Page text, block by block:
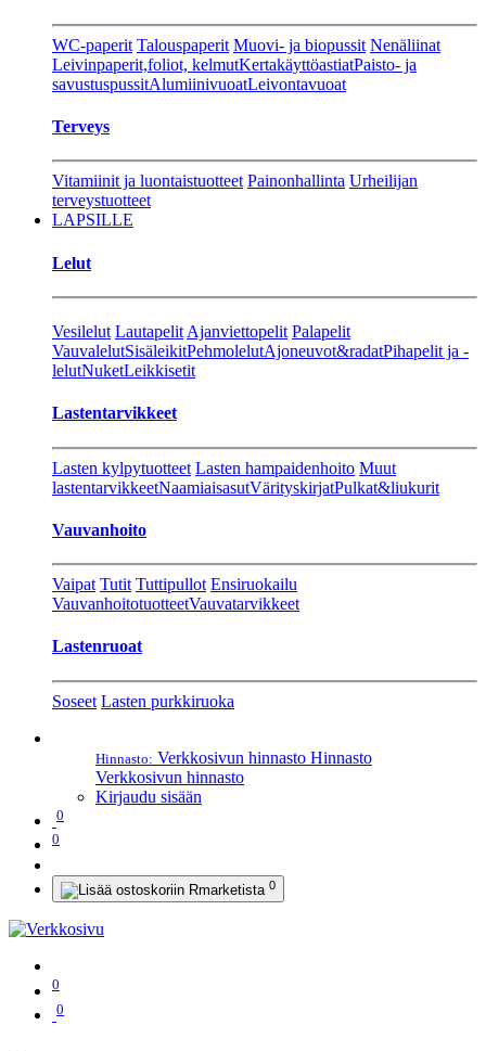
WC-paperit Talouspaperit Muovi- ja biopussit Nenäliinat
Leivinpaperit,foliot, kelmutKertakäyttöastiatPaisto- ja
savustuspussitAlumiinivuoatLeivontavuoat
Terveys
Vitamiinit ja luontaistuotteet Painonhallinta Urheilijan
terveystuotteet
LAPSILLE
Lelut
Vesilelut Lautapelit Ajanviettopelit Palapelit
VauvalelutSisäleikitPehmolelutAjoneuvot&radatPihapelit ja -
lelutNuketLeikkisetit
Lastentarvikkeet
Lasten kylpytuotteet Lasten hampaidenhoito Muut
lastentarvikkeetNaamiaisasutVärityskirjatPulkat&liukurit
Vauvanhoito
Vaipat Tutit Tuttipullot Ensiruokailu
VauvanhoitotuotteetVauvatarvikkeet
Lastenruoat
Soseet Lasten purkkiruoka
Hinnasto: Verkkosivun hinnasto Hinnasto
Verkkosivun hinnasto
Kirjaudu sisään
0
0
0
0
0